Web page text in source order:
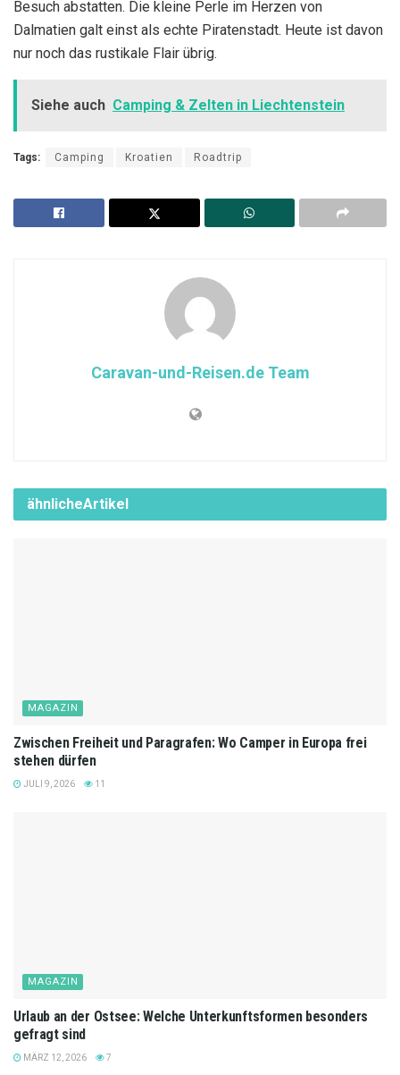
Besuch abstatten. Die kleine Perle im Herzen von
Dalmatien galt einst als echte Piratenstadt. Heute ist davon
nur noch das rustikale Flair übrig.
Siehe auch Camping & Zelten in Liechtenstein
Tags: Camping Kroatien Roadtrip
Caravan-und-Reisen.de Team
ähnlicheArtikel
MAGAZIN
Zwischen Freiheit und Paragrafen: Wo Camper in Europa frei
stehen dürfen
JULI 9, 2026 11
MAGAZIN
Urlaub an der Ostsee: Welche Unterkunftsformen besonders
gefragt sind
MÄRZ 12, 2026 7